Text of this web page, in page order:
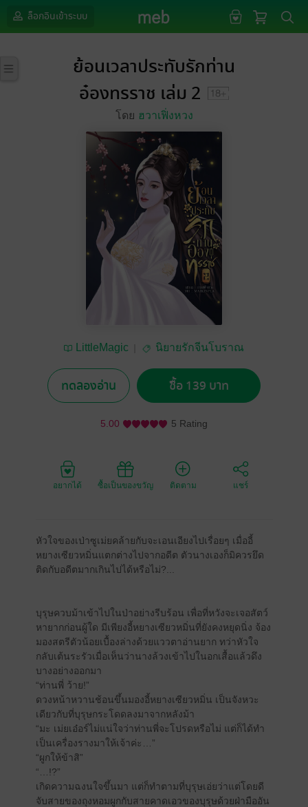
ล็อกอินเข้าระบบ
ย้อนเวลาประทับรักท่าน
อ๋องทรราช เล่ม 2
โดย ฮวาเฟิ่งหวง
LittleMagic นิยายรักจีนโบราณ
ทดลองอ่าน ซื้อ 139 บาท
5.00 5 Rating
อยากได้ ซื้อเป็นของขวัญ ติดตาม แชร์
หัวใจของเป่าซูเม่ยคล้ายกับจะเอนเอียงไปเรื่อยๆ เมื่ออี้
หยางเซียวหมิ่นแตกต่างไปจากอดีต ตัวนางเองก็มิควรยึด
ติดกับอดีตมากเกินไปได้หรือไม่?...
บุรุษควบม้าเข้าไปในป่าอย่างรีบร้อน เพื่อที่หวังจะเจอสัตว์
หายากก่อนผู้ใด มีเพียงอี้หยางเซียวหมิ่นที่ยังคงหยุดนิ่ง จ้อง
มองสตรีตัวน้อยเบื้องล่างด้วยแววตาอ่านยาก ทว่าหัวใจ
กลับเต้นระรัวเมื่อเห็นว่านางล้วงเข้าไปในอกเสื้อแล้วดึง
บางอย่างออกมา
“ท่านพี่ ว้าย!”
ดวงหน้าหวานช้อนขึ้นมองอี้หยางเซียวหมิ่น เป็นจังหวะ
เดียวกับที่บุรุษกระโดดลงมาจากหลังม้า
“มะ เม่ยเอ๋อร์ไม่แน่ใจว่าท่านพี่จะโปรดหรือไม่ แต่ก็ได้ทำ
เป็นเครื่องรางมาให้เจ้าค่ะ…”
“ผูกให้ข้าสิ”
“…!?”
เกิดความฉงนใจขึ้นมา แต่ก็ทำตามที่บุรุษเอ่ยว่าแต่โดยดี
จับสายของถุงหอมผูกกับสายคาดเอวของบุรุษด้วยฝ่ามืออัน